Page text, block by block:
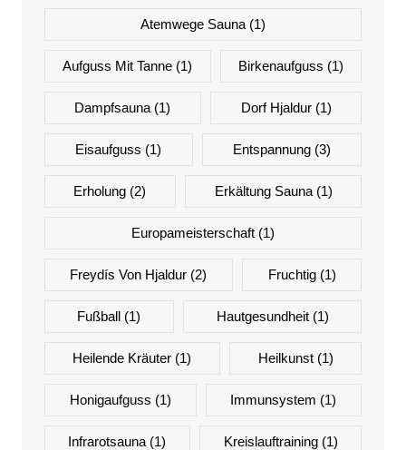
Atemwege Sauna(1)
Aufguss Mit Tanne (1) Birkenaufguss (1)
Dampfsauna (1) Dorf Hjaldur(1)
Eisaufguss (1) Entspannung(3)
Erholung (2) Erkältung Sauna(1)
Europameisterschaft(1)
Freydís Von Hjaldur (2) Fruchtig(1)
Fußball (1) Hautgesundheit(1)
Heilende Kräuter (1) Heilkunst(1)
Honigaufguss (1) Immunsystem (1)
Infrarotsauna (1) Kreislauftraining(1)